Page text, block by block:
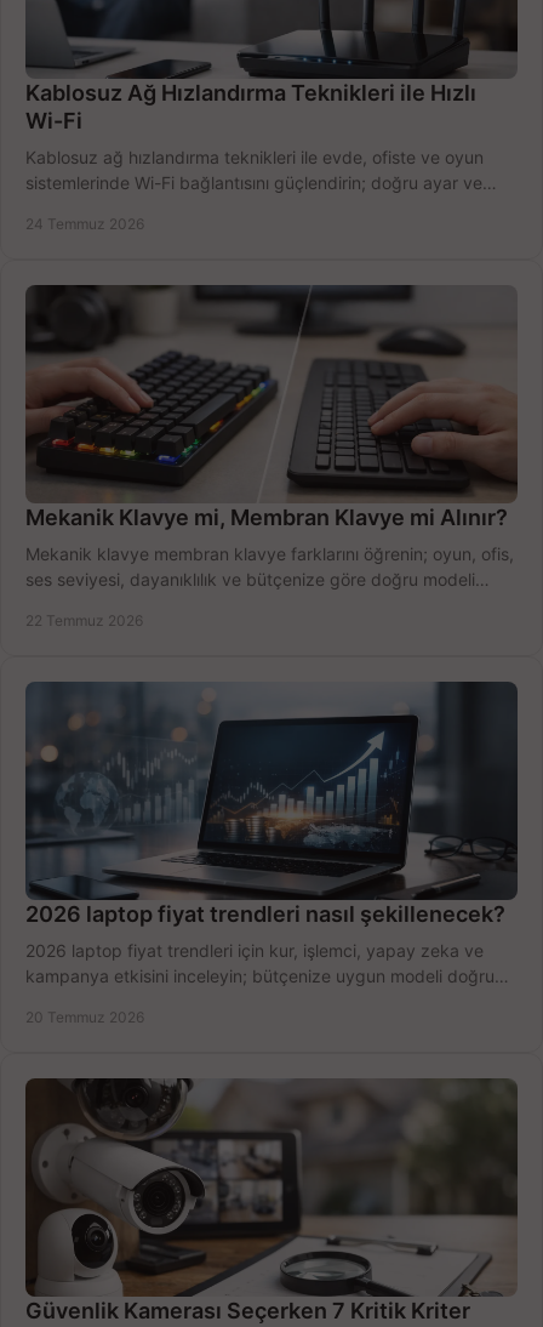
Kablosuz Ağ Hızlandırma Teknikleri ile Hızlı
Wi-Fi
Kablosuz ağ hızlandırma teknikleri ile evde, ofiste ve oyun
sistemlerinde Wi-Fi bağlantısını güçlendirin; doğru ayar ve
24 Temmuz 2026
Mekanik Klavye mi, Membran Klavye mi Alınır?
Mekanik klavye membran klavye farklarını öğrenin; oyun, ofis,
ses seviyesi, dayanıklılık ve bütçenize göre doğru modeli
22 Temmuz 2026
2026 laptop fiyat trendleri nasıl şekillenecek?
2026 laptop fiyat trendleri için kur, işlemci, yapay zeka ve
kampanya etkisini inceleyin; bütçenize uygun modeli doğru
20 Temmuz 2026
Güvenlik Kamerası Seçerken 7 Kritik Kriter